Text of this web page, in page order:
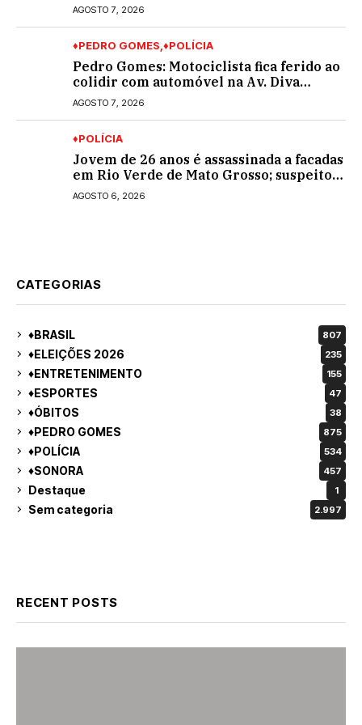
AGOSTO 7, 2026
♦PEDRO GOMES ♦POLÍCIA
Pedro Gomes: Motociclista fica ferido ao
colidir com automóvel na Av. Diva
Araújo; ele não tinha CNH
AGOSTO 7, 2026
♦POLÍCIA
Jovem de 26 anos é assassinada a facadas
em Rio Verde de Mato Grosso; suspeito é
procurado
AGOSTO 6, 2026
CATEGORIAS
♦BRASIL 807
♦ELEIÇÕES 2026 235
♦ENTRETENIMENTO 155
♦ESPORTES 47
♦ÓBITOS 38
♦PEDRO GOMES 875
♦POLÍCIA 534
♦SONORA 457
Destaque 1
Sem categoria 2.997
RECENT POSTS